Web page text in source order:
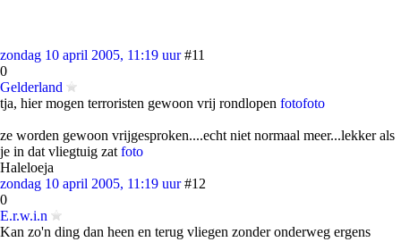
zondag 10 april 2005, 11:19 uur #11
0
Gelderland
tja, hier mogen terroristen gewoon vrij rondlopen fotofoto
ze worden gewoon vrijgesproken....echt niet normaal meer...lekker als
je in dat vliegtuig zat foto
Haleloeja
zondag 10 april 2005, 11:19 uur #12
0
E.r.w.i.n
Kan zo'n ding dan heen en terug vliegen zonder onderweg ergens